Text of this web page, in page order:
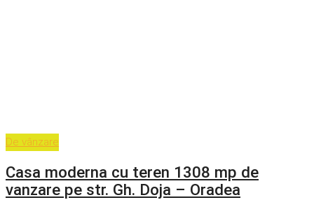
De vânzare
Casa moderna cu teren 1308 mp de
vanzare pe str. Gh. Doja – Oradea